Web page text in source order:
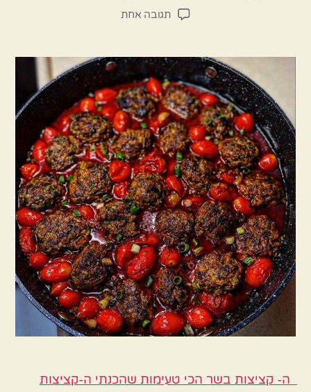
תגובה אחתעל
עם
עגבניות
שרי
הכי
טעימות
שהכנתי
ה- קציצות בשר הכי טעימות שהכנתי ה-קציצות